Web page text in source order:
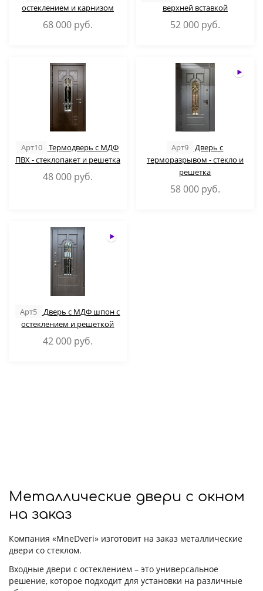
остеклением и карнизом
68 000 руб.
верхней вставкой
52 000 руб.
Арт10
Термодверь с МДФ
ПВХ - стеклопакет и решетка
48 000 руб.
Арт9
Дверь с
терморазрывом - стекло и
решетка
58 000 руб.
Арт5
Дверь с МДФ шпон с
остеклением и решеткой
42 000 руб.
Металлические двери с окном
на заказ
Компания «MneDveri» изготовит на заказ металлические
двери со стеклом.
Входные двери с остеклением – это универсальное
решение, которое подходит для установки на различные